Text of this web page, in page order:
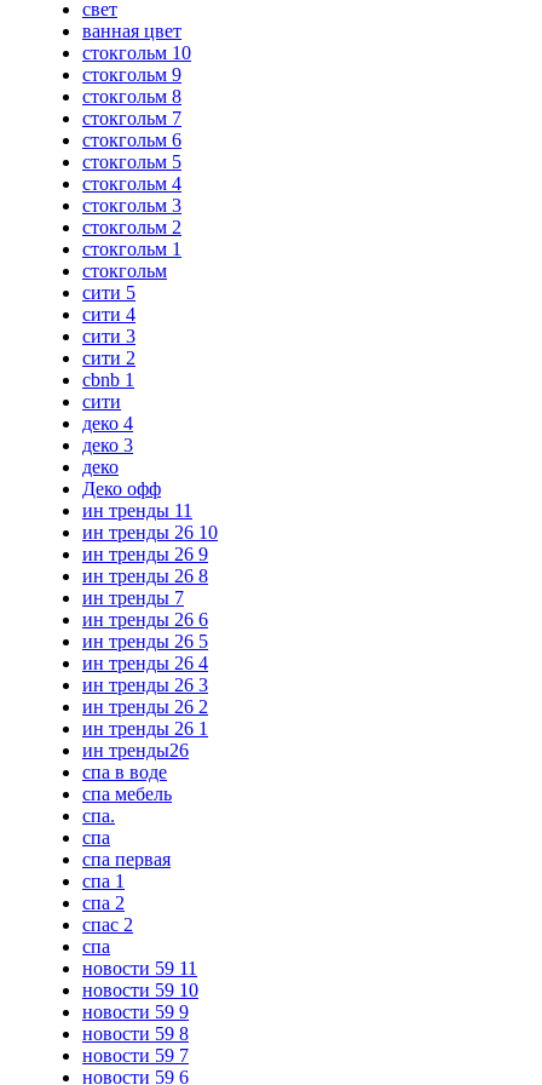
свет
ванная цвет
стокгольм 10
стокгольм 9
стокгольм 8
стокгольм 7
стокгольм 6
стокгольм 5
стокгольм 4
стокгольм 3
стокгольм 2
стокгольм 1
стокгольм
сити 5
сити 4
сити 3
сити 2
cbnb 1
сити
деко 4
деко 3
деко
Деко офф
ин тренды 11
ин тренды 26 10
ин тренды 26 9
ин тренды 26 8
ин тренды 7
ин тренды 26 6
ин тренды 26 5
ин тренды 26 4
ин тренды 26 3
ин тренды 26 2
ин тренды 26 1
ин тренды26
спа в воде
спа мебель
спа.
спа
спа первая
спа 1
спа 2
спас 2
спа
новости 59 11
новости 59 10
новости 59 9
новости 59 8
новости 59 7
новости 59 6